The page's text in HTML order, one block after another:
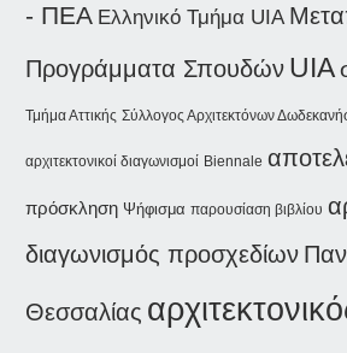
- ΠΕΑ Ελληνικό Τμήμα UIA
Προγράμματα Σπουδών UIA
Τμήμα Αττικής Σύλλογος Αρχιτεκτόνων
αρχιτεκτονικοί διαγωνισμοί Biennale
πρόσκληση Ψήφισμα παρουσίαση βιβλίου
διαγωνισμός προσχεδίων
Θεσσαλίας